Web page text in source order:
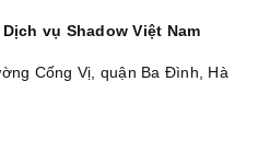
vụ Shadow Việt Nam
Cống Vị, quận Ba Đình, Hà